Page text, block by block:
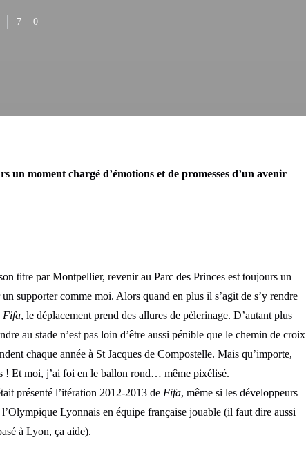
7 0
moment chargé d’émotions et de promesses d’un avenir
titre par Montpellier, revenir au Parc des Princes est toujours un
supporter comme moi. Alors quand en plus il s’agit de s’y rendre
Fifa, le déplacement prend des allures de pèlerinage. D’autant plus
au stade n’est pas loin d’être aussi pénible que le chemin de croix
chaque année à St Jacques de Compostelle. Mais qu’importe,
! Et moi, j’ai foi en le ballon rond… même pixélisé.
présenté l’itération 2012-2013 de Fifa, même si les développeurs
Lyonnais en équipe française jouable (il faut dire aussi
à Lyon, ça aide).